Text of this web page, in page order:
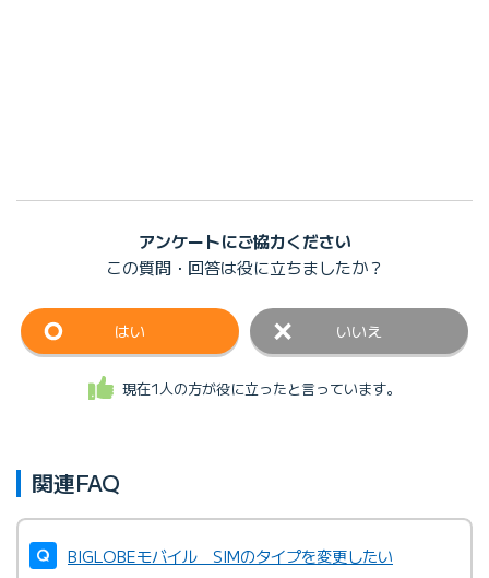
アンケートにご協力ください
この質問・回答は役に立ちましたか？
はい いいえ
現在1人の方が役に立ったと言っています。
関連FAQ
BIGLOBEモバイル SIMのタイプを変更したい